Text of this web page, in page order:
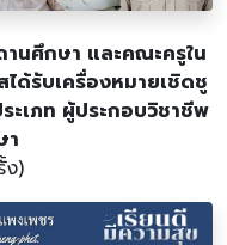
นศึกษา และคณะครูใน
ด้รับเครื่องหมายเชิดชู
ะเภท ผู้ประกอบวิชาชีพ
า
ง)